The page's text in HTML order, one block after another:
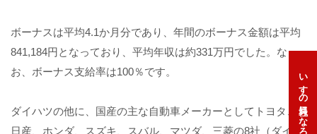
いすゞの社員になろう
ボーナスは平均4.1か月分であり、年間のボーナス金額は平均
841,184円となっており、 平均年収は約331万円でした。 な
お、ボーナス支給率は100％です。
ダイハツの他に、 国産の主な自動車メーカーとしてトヨタ、
日産、ホンダ、スズキ、スバル、マツダ、三菱の8社（ダイハ